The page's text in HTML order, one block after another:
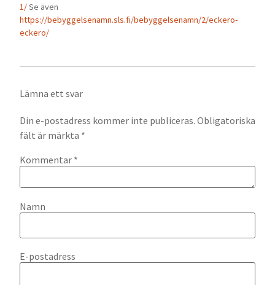
1/Se även
https://bebyggelsenamn.sls.fi/bebyggelsenamn/2/eckero-
eckero/
Lämna ett svar
Din e-postadress kommer inte publiceras. Obligatoriska
fält är märkta *
Kommentar *
Namn
E-postadress